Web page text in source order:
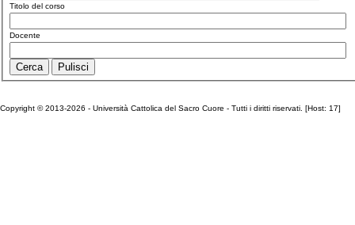
Titolo del corso
Docente
Copyright © 2013-2026 - Università Cattolica del Sacro Cuore - Tutti i diritti riservati. [Host: 17]